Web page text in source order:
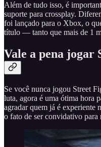
Além de tudo isso, é
suporte para crossplay.
foi lançado para o Xbox, o
título — tanto que mais de 1
Vale a pena jogar
Se você nunca jogou Street
luta, agora é uma ótima hora
agradar quem já é experiente
o fato de ser convidativo para